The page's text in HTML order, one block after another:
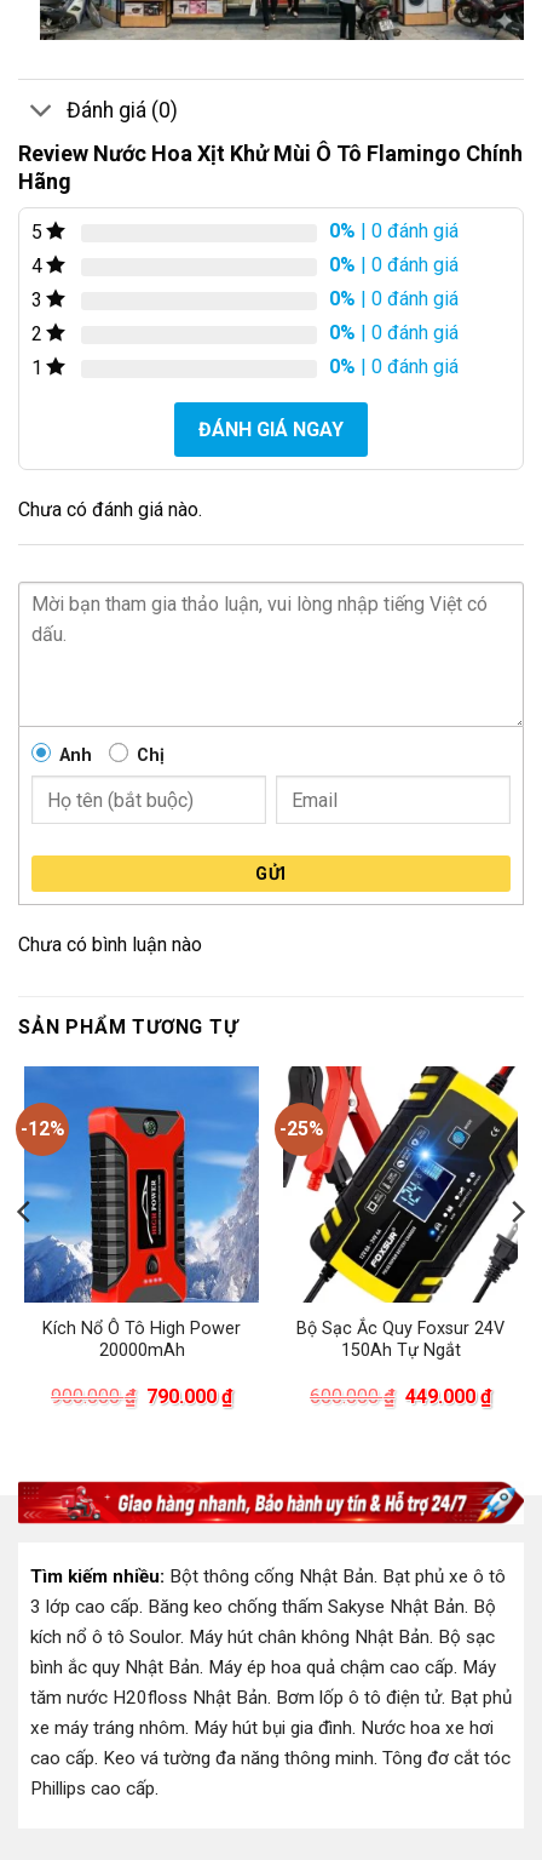
Đánh giá (0)
Review Nước Hoa Xịt Khử Mùi Ô Tô Flamingo Chính
Hãng
5 0% | 0 đánh giá
4
0% | 0 đánh giá
3
0% | 0 đánh giá
2
0% | 0 đánh giá
1
0% | 0 đánh giá
ĐÁNH GIÁ NGAY
Chưa có đánh giá nào.
Anh Chị
GỬI
Chưa có bình luận nào
SẢN PHẨM TƯƠNG TỰ
-12%
Kích Nổ Ô Tô High Power
20000mAh
900.000₫ Giá
790.000₫Giá
hiện
-25%
Bộ Sạc Ắc Quy Foxsur 24V
150Ah Tự Ngắt
600.000₫ Giá
449.000₫Giá
hiện
₫.
Tìm kiếm nhiều: Bột thông cống Nhật Bản. Bạt phủ xe ô tô
3 lớp cao cấp. Băng keo chống thấm Sakyse Nhật Bản. Bộ
kích nổ ô tô Soulor. Máy hút chân không Nhật Bản. Bộ sạc
bình ắc quy Nhật Bản. Máy ép hoa quả chậm cao cấp. Máy
tăm nước H20floss Nhật Bản. Bơm lốp ô tô điện tử. Bạt phủ
xe máy tráng nhôm. Máy hút bụi gia đình. Nước hoa xe hơi
cao cấp. Keo vá tường đa năng thông minh. Tông đơ cắt tóc
Phillips cao cấp.